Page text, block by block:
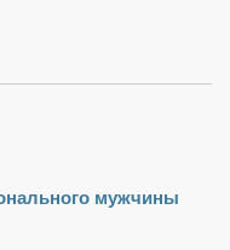
мужчины